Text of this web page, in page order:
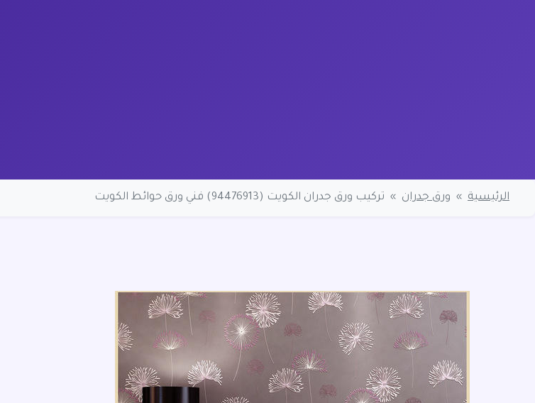
الرئيسية » ورق جدران » تركيب ورق جدران الكويت (94476913) فني ورق حوائط الكويت